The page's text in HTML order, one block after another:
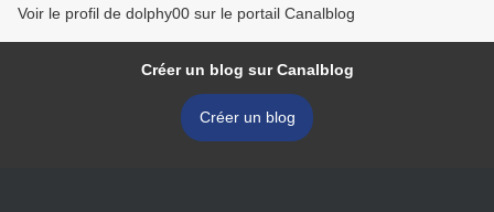
Voir le profil de dolphy00 sur le portail Canalblog
Créer un blog sur Canalblog
Créer un blog